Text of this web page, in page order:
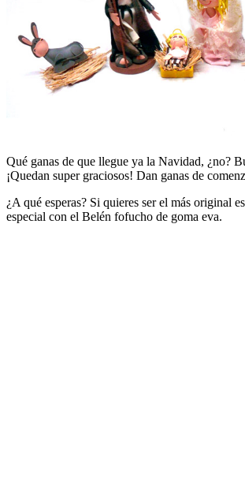
Qué ganas de que llegue ya la Navidad, ¿no?
¡Quedan super graciosos! Dan ganas de
¿A qué esperas? Si quieres ser el más original
especial con el Belén fofucho de goma eva.